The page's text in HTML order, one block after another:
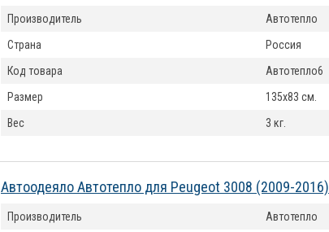
Производитель
Автотепло
Страна
Россия
Код товара
Автотепло6
Размер
135x83 см.
Вес
3 кг.
Автоодеяло Автотепло для Peugeot 3008 (2009-2016)
Производитель
Автотепло